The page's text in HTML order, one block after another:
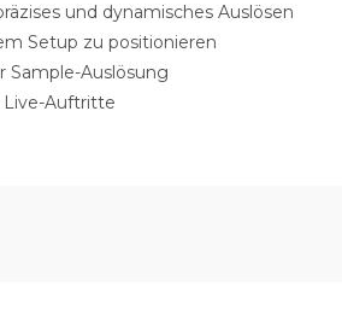
und dynamisches Auslösen
Setup zu positionieren
Sample-Auslösung
Live-Auftritte